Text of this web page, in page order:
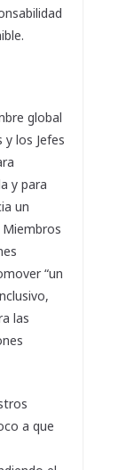
global
los Jefes
y para
un
“un
las
a que